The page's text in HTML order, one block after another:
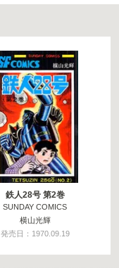
鉄人28号 第2巻
SUNDAY COMICS
横山光輝
発売日：1970.09.19